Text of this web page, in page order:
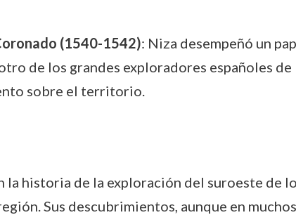
(1540-1542): Niza desempeñó un
de los grandes exploradores españoles
sobre el territorio.
la historia de la exploración del suroeste de
Sus descubrimientos, aunque en